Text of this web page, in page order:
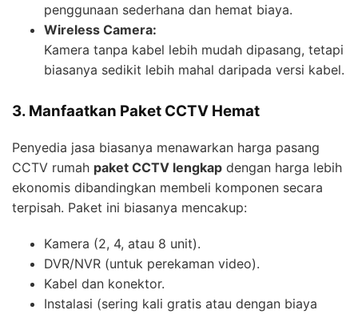
penggunaan sederhana dan hemat biaya.
Wireless Camera:
Kamera tanpa kabel lebih mudah dipasang, tetapi
biasanya sedikit lebih mahal daripada versi kabel.
3. Manfaatkan Paket CCTV Hemat
Penyedia jasa biasanya menawarkan harga pasang
CCTV rumah paket CCTV lengkap dengan harga lebih
ekonomis dibandingkan membeli komponen secara
terpisah. Paket ini biasanya mencakup:
Kamera (2, 4, atau 8 unit).
DVR/NVR (untuk perekaman video).
Kabel dan konektor.
Instalasi (sering kali gratis atau dengan biaya